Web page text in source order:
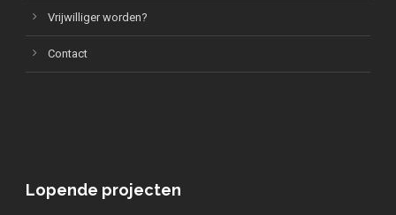
Vrijwilliger worden?
Contact
Lopende projecten